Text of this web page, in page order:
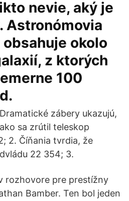
nevie, aký je
Astronómovia
okolo
z ktorých
100
Dramatické zábery ukazujú,
ako sa zrútil teleskop
2. Číňania tvrdia, že
22 354; 3.
rozhovore pre prestížny
Bamber. Ten bol jeden